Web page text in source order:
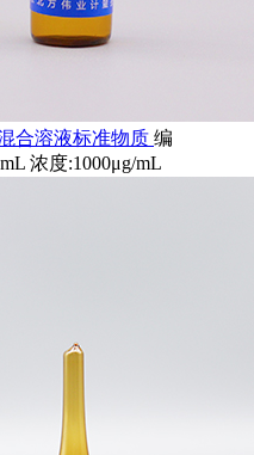
合溶液标准物质 编
浓度:1000μg/mL